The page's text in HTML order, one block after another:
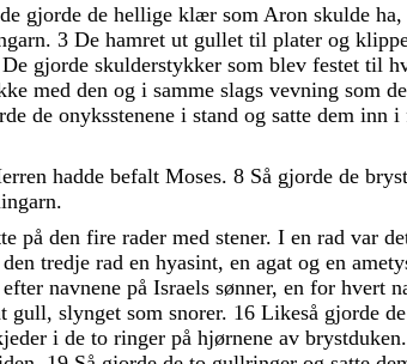
de gjorde de hellige klær som Aron skulde ha,
. 3 De hamret ut gullet til plater og
De gjorde skulderstykker som blev festet til
med den og i samme slags vevning som
de onyksstenene i stand og satte dem inn i
hadde befalt Moses. 8 Så gjorde de
.
på den fire rader med stener. I en rad var
den tredje rad en hyasint, en agat og en
efter navnene på Israels sønner, en for hvert
gull, slynget som snorer. 16 Likeså gjorde de
i de to ringer på hjørnene av brystduken.